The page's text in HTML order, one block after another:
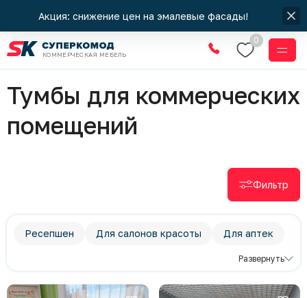
Акция: снижение цен на эмалевые фасады!
КОММЕРЧЕСКАЯ МЕБЕЛЬ
0
Коммерческая
Тумбы для коммерческих
помещений
Фильтр
Ресепшен Для салонов красоты
Для аптек
Для стоматологииРазвернуть